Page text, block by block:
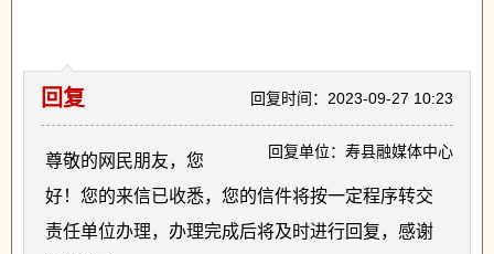
回复时间：2023-09-27 10:23
回复单位：寿县融媒体中心
回复
尊敬的网民朋友，您
好！您的来信已收悉，您的信件将按一定程序转交
责任单位办理，办理完成后将及时进行回复，感谢